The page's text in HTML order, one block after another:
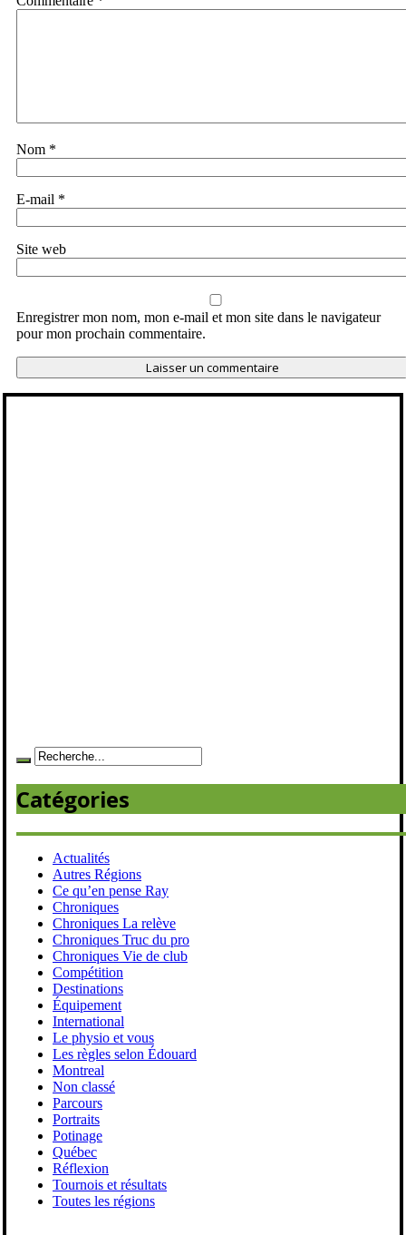
Nom *
E-mail *
Site web
Enregistrer mon nom, mon e-mail et mon site dans le navigateur
pour mon prochain commentaire.
Catégories
Actualités
Autres Régions
Ce qu’en pense Ray
Chroniques
Chroniques La relève
Chroniques Truc du pro
Chroniques Vie de club
Compétition
Destinations
Équipement
International
Le physio et vous
Les règles selon Édouard
Montreal
Non classé
Parcours
Portraits
Potinage
Québec
Réflexion
Tournois et résultats
Toutes les régions